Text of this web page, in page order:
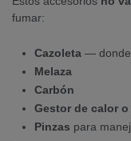
fumar:
Cazoleta — donde
Melaza
Carbón
Gestor de calor
Pinzas para